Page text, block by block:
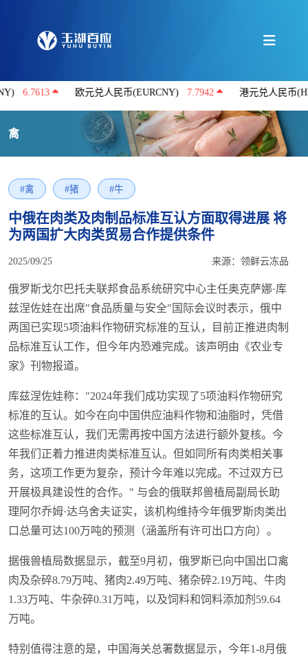
欧元兑人民币(EURCNY) 7.7942 港元兑人民币
禽
#禽 #猪 #牛
中俄在肉类及肉制品标准互认方面取得进展 将
为两国扩大肉类贸易合作提供条件
2025/09/25 来源：领鲜云冻品
俄罗斯戈尔巴托夫联邦食品系统研究中心主任奥克萨娜·库
兹涅佐娃在出席"食品质量与安全"国际会议时表示，俄中
两国已实现5项油料作物研究标准的互认，目前正推进肉制
品标准互认工作，但今年内恐难完成。该声明由《农业专
家》刊物报道。
库兹涅佐娃称："2024年我们成功实现了5项油料作物研究
标准的互认。如今在向中国供应油料作物和油脂时，凭借
这些标准互认，我们无需再按中国方法进行额外复核。今
年我们正着力推进肉类标准互认。但如同所有肉类相关事
务，这项工作更为复杂，预计今年难以完成。不过双方已
开展极具建设性的合作。" 与会的俄联邦兽植局副局长助
理阿尔乔姆·达乌舍夫证实，该机构维持今年俄罗斯肉类出
口总量可达100万吨的预测（涵盖所有许可出口方向）。
据俄兽植局数据显示，截至9月初，俄罗斯已向中国出口禽
肉及杂碎8.79万吨、猪肉2.49万吨、猪杂碎2.19万吨、牛肉
1.33万吨、牛杂碎0.31万吨，以及饲料和饲料添加剂59.64
万吨。
特别值得注意的是，中国海关总署数据显示，今年1-8月俄